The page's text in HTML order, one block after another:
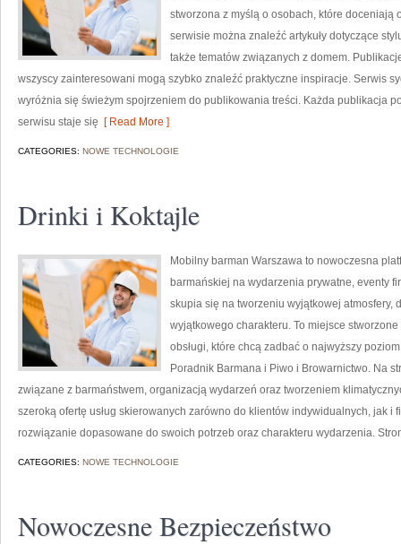
stworzona z myślą o osobach, które
serwisie można znaleźć artykuły dotyczące
także tematów związanych z domem.
wszyscy zainteresowani mogą szybko znaleźć praktyczne inspiracje. Serwis
wyróżnia się świeżym spojrzeniem do publikowania treści. Każda publikacja
serwisu staje się [ Read More ]
CATEGORIES: NOWE TECHNOLOGIE
Drinki i Koktajle
Mobilny barman Warszawa to nowoczesna
barmańskiej na wydarzenia prywatne, eventy
skupia się na tworzeniu wyjątkowej atmosfery,
wyjątkowego charakteru. To miejsce
obsługi, które chcą zadbać o najwyższy
Poradnik Barmana i Piwo i Browarnictwo. Na
związane z barmaństwem, organizacją wydarzeń oraz tworzeniem
szeroką ofertę usług skierowanych zarówno do klientów indywidualnych, jak i
rozwiązanie dopasowane do swoich potrzeb oraz charakteru wydarzenia.
CATEGORIES: NOWE TECHNOLOGIE
Nowoczesne Bezpieczeństwo